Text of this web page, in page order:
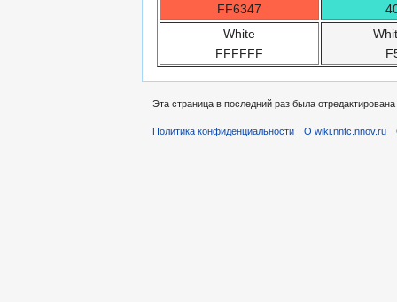
FF6347
White
FFFFFF
Эта страница в последний раз была
Политика конфиденциальности О wiki.nntc.nnov.ru